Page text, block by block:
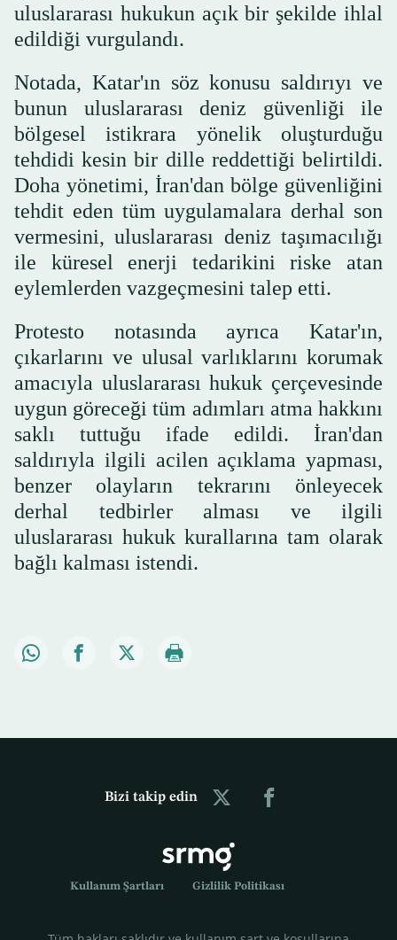
uluslararası hukukun açık bir şekilde ihlal
edildiği vurgulandı.
Notada, Katar'ın söz konusu saldırıyı ve
bunun uluslararası deniz güvenliği ile
bölgesel istikrara yönelik oluşturduğu
tehdidi kesin bir dille reddettiği belirtildi.
Doha yönetimi, İran'dan bölge güvenliğini
tehdit eden tüm uygulamalara derhal son
vermesini, uluslararası deniz taşımacılığı
ile küresel enerji tedarikini riske atan
eylemlerden vazgeçmesini talep etti.
Protesto notasında ayrıca Katar'ın,
çıkarlarını ve ulusal varlıklarını korumak
amacıyla uluslararası hukuk çerçevesinde
uygun göreceği tüm adımları atma hakkını
saklı tuttuğu ifade edildi. İran'dan
saldırıyla ilgili acilen açıklama yapması,
benzer olayların tekrarını önleyecek
derhal tedbirler alması ve ilgili
uluslararası hukuk kurallarına tam olarak
bağlı kalması istendi.
Bizi takip edin
Kullanım Şartları Gizlilik Politikası